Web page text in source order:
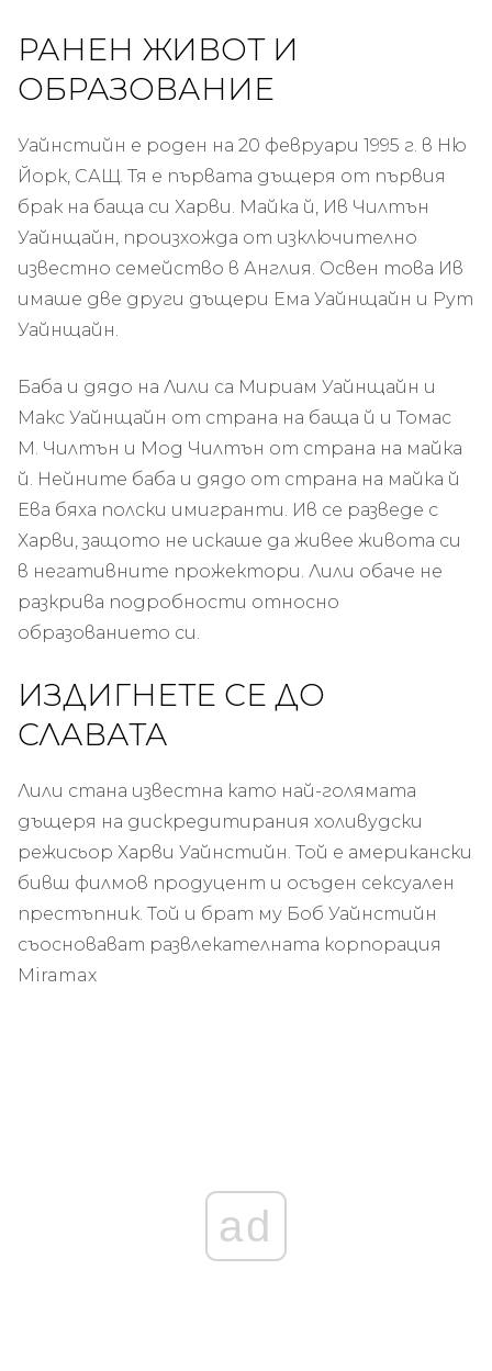
РАНЕН ЖИВОТ И
ОБРАЗОВАНИЕ
Уайнстийн е роден на 20 февруари 1995 г. в Ню
Йорк, САЩ. Тя е първата дъщеря от първия
брак на баща си Харви. Майка й, Ив Чилтън
Уайнщайн, произхожда от изключително
известно семейство в Англия. Освен това Ив
имаше две други дъщери Ема Уайнщайн и Рут
Уайнщайн.
Баба и дядо на Лили са Мириам Уайнщайн и
Макс Уайнщайн от страна на баща й и Томас
М. Чилтън и Мод Чилтън от страна на майка
й. Нейните баба и дядо от страна на майка й
Ева бяха полски имигранти. Ив се разведе с
Харви, защото не искаше да живее живота си
в негативните прожектори. Лили обаче не
разкрива подробности относно
образованието си.
ИЗДИГНЕТЕ СЕ ДО
СЛАВАТА
Лили стана известна като най-голямата
дъщеря на дискредитирания холивудски
режисьор Харви Уайнстийн. Той е американски
бивш филмов продуцент и осъден сексуален
престъпник. Той и брат му Боб Уайнстийн
съосновават развлекателната корпорация
Miramax
ad